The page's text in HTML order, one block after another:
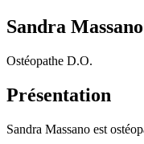
Sandra Massano
Ostéopathe D.O.
Présentation
Sandra Massano est